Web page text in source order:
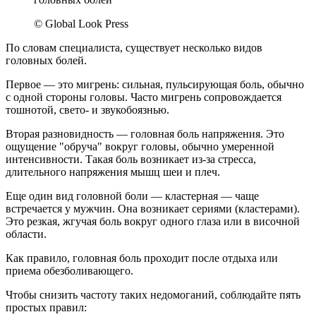
© Global Look Press
По словам специалиста, существует несколько видов
головных болей.
Первое — это мигрень: сильная, пульсирующая боль, обычно
с одной стороны головы. Часто мигрень сопровождается
тошнотой, свето- и звукобоязнью.
Вторая разновидность — головная боль напряжения. Это
ощущение "обруча" вокруг головы, обычно умеренной
интенсивности. Такая боль возникает из-за стресса,
длительного напряжения мышц шеи и плеч.
Еще один вид головной боли — кластерная — чаще
встречается у мужчин. Она возникает сериями (кластерами).
Это резкая, жгучая боль вокруг одного глаза или в височной
области.
Как правило, головная боль проходит после отдыха или
приема обезболивающего.
Чтобы снизить частоту таких недомоганий, соблюдайте пять
простых правил: